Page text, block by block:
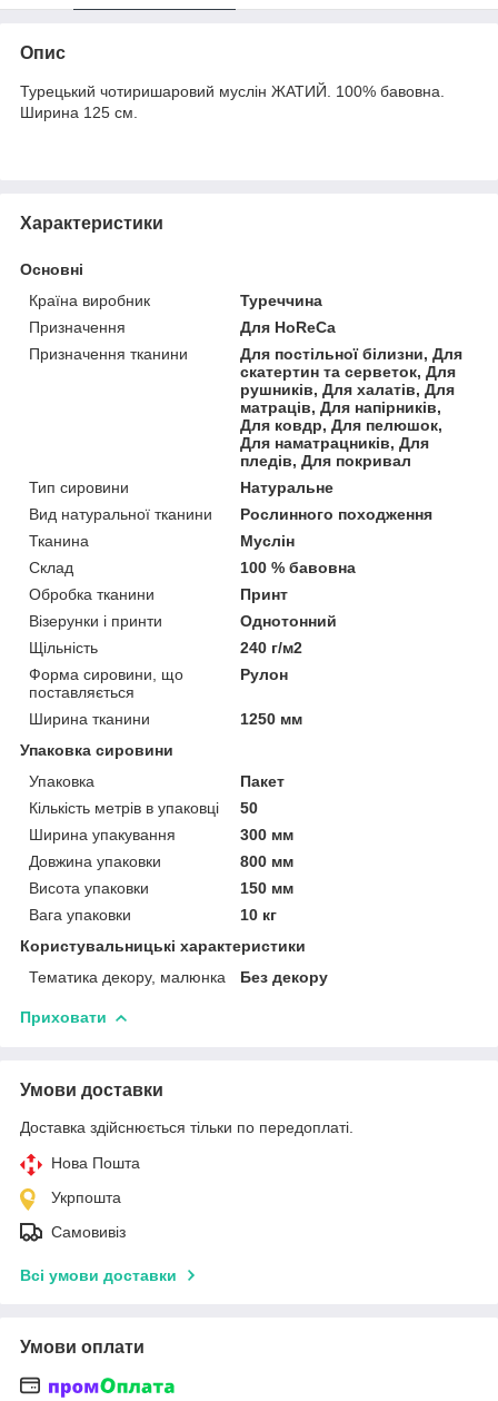
Опис
Турецький чотиришаровий муслін ЖАТИЙ. 100% бавовна.
Ширина 125 см.
Характеристики
Основні
Країна виробник
Туреччина
Призначення
Для HoReCa
Призначення тканини
Для постільної білизни, Для
скатертин та серветок, Для
рушників, Для халатів, Для
матраців, Для напірників,
Для ковдр, Для пелюшок,
Для наматрацників, Для
пледів, Для покривал
Тип сировини
Натуральне
Вид натуральної тканини
Рослинного походження
Тканина
Муслін
Склад
100 % бавовна
Обробка тканини
Принт
Візерунки і принти
Однотонний
Щільність
240 г/м2
Форма сировини, що
поставляється
Рулон
Ширина тканини
1250 мм
Упаковка сировини
Упаковка
Пакет
Кількість метрів в упаковці
50
Ширина упакування
300 мм
Довжина упаковки
800 мм
Висота упаковки
150 мм
Вага упаковки
10 кг
Користувальницькі характеристики
Тематика декору, малюнка
Без декору
Приховати
Умови доставки
Доставка здійснюється тільки по передоплаті.
Нова Пошта
Укрпошта
Самовивіз
Всі умови доставки
Умови оплати